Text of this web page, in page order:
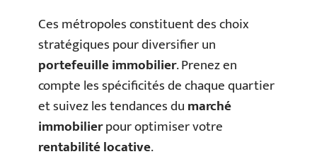
Ces métropoles constituent des choix
stratégiques pour diversifier un
portefeuille immobilier. Prenez en
compte les spécificités de chaque quartier
et suivez les tendances dumarché
immobilierpour optimiser votre
rentabilité locative.